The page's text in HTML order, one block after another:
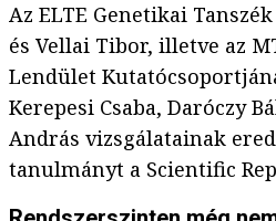
Az ELTE Genetikai
és Vellai Tibor, illetve az
Lendület
Kerepesi Csaba, Daróczy
András vizsgálatainak
tanulmányt a Scientific